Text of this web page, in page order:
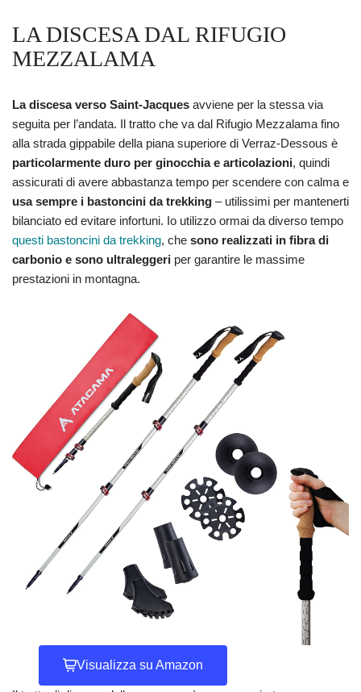
LA DISCESA DAL RIFUGIO
MEZZALAMA
La discesa verso Saint-Jacques avviene per la stessa via
seguita per l’andata. Il tratto che va dal Rifugio Mezzalama fino
alla strada gippabile della piana superiore di Verraz-Dessous è
particolarmente duro per ginocchia e articolazioni, quindi
assicurati di avere abbastanza tempo per scendere con calma e
usa sempre i bastoncini da trekking – utilissimi per mantenerti
bilanciato ed evitare infortuni. Io utilizzo ormai da diverso tempo
questi bastoncini da trekking, che sono realizzati in fibra di
carbonio e sono ultraleggeri per garantire le massime
prestazioni in montagna.
Visualizza su Amazon